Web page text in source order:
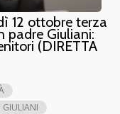
12 ottobre terza
padre Giuliani:
(DIRETTA
GIULIANI